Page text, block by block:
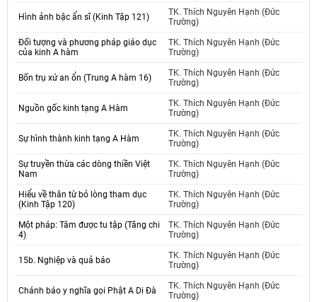
Hình ảnh bậc ẩn sĩ (Kinh Tập 121)
TK. Thích Nguyên Hạnh (Đức
Trường)
Đối tượng và phương pháp giáo dục
của kinh A hàm
TK. Thích Nguyên Hạnh (Đức
Trường)
Bốn trụ xứ an ổn (Trung A hàm 16)
TK. Thích Nguyên Hạnh (Đức
Trường)
Nguồn gốc kinh tạng A Hàm
TK. Thích Nguyên Hạnh (Đức
Trường)
Sự hình thành kinh tạng A Hàm
TK. Thích Nguyên Hạnh (Đức
Trường)
Sự truyền thừa các dòng thiền Việt
Nam
TK. Thích Nguyên Hạnh (Đức
Trường)
Hiểu về thân từ bỏ lòng tham dục
(Kinh Tập 120)
TK. Thích Nguyên Hạnh (Đức
Trường)
Một pháp: Tâm được tu tập (Tăng chi
4)
TK. Thích Nguyên Hạnh (Đức
Trường)
15b. Nghiệp và quả báo
TK. Thích Nguyên Hạnh (Đức
Trường)
Chánh báo y nghĩa gọi Phật A Di Đà
TK. Thích Nguyên Hạnh (Đức
Trường)